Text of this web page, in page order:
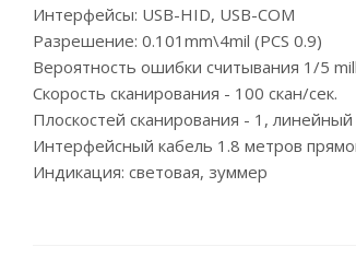
Интерфейсы: USB-HID, USB-COM
Разрешение: 0.101mm\4mil (PCS 0.9)
Вероятность ошибки считывания 1/5
Скорость сканирования - 100 скан/сек.
Плоскостей сканирования - 1, линейный
Интерфейсный кабель 1.8 метров
Индикация: световая, зуммер